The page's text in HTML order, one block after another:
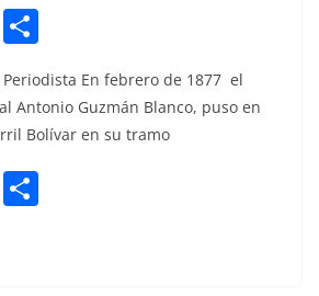
T
d
s
o
m
p
Peri­odista En febrero de 1877 el
Anto­nio Guzmán Blan­co, puso en
Bolí­var en su tramo
T